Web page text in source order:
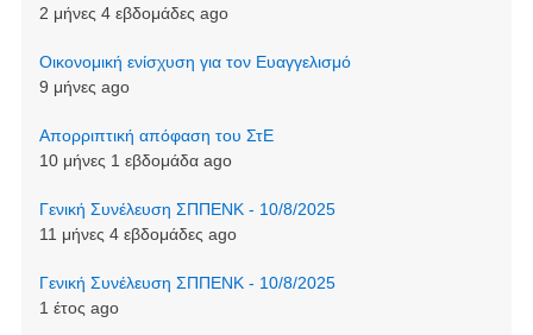
2 μήνες 4 εβδομάδες ago
Οικονομική ενίσχυση για τον Ευαγγελισμό
9 μήνες ago
Απορριπτική απόφαση του ΣτΕ
10 μήνες 1 εβδομάδα ago
Γενική Συνέλευση ΣΠΠΕΝΚ - 10/8/2025
11 μήνες 4 εβδομάδες ago
Γενική Συνέλευση ΣΠΠΕΝΚ - 10/8/2025
1 έτος ago